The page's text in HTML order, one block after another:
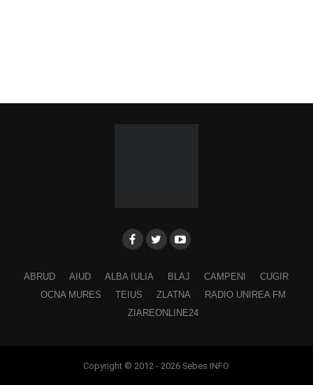
ABRUD AIUD ALBA IULIA BLAJ CAMPENI
CUGIR
OCNA MURES
TEIUS ZLATNA
RADIO UNIREA FM
ZIAREONLINE24
Copyright © 2012 - 2026 Sebes INFO